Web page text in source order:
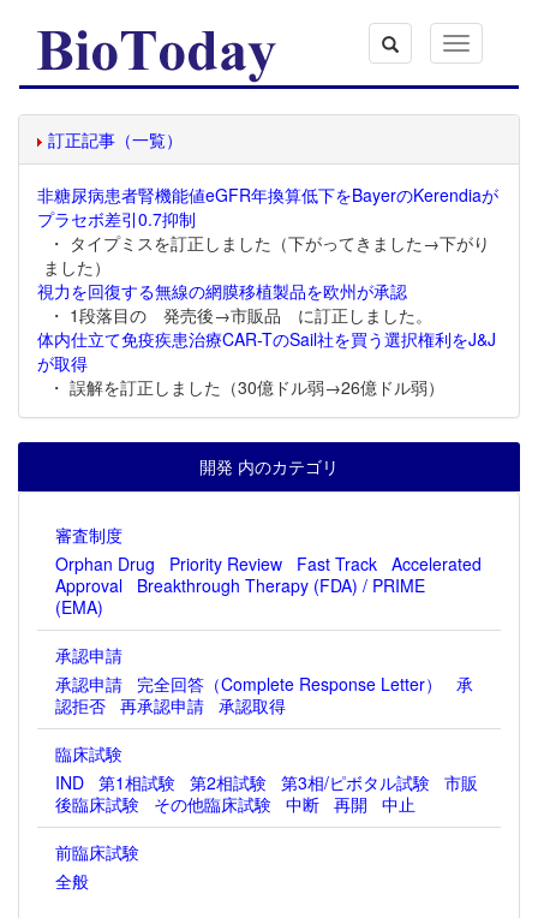
Toggle
navigation
訂正記事（一覧）
非糖尿病患者腎機能値eGFR年換算低下をBayerのKerendiaが
プラセボ差引0.7抑制
・ タイプミスを訂正しました（下がってきました→下がり
ました）
視力を回復する無線の網膜移植製品を欧州が承認
・ 1段落目の 発売後→市販品 に訂正しました。
体内仕立て免疫疾患治療CAR-TのSail社を買う選択権利をJ&J
が取得
・ 誤解を訂正しました（30億ドル弱→26億ドル弱）
開発 内のカテゴリ
審査制度
Orphan Drug
Priority Review Fast Track Accelerated
Approval
Breakthrough Therapy (FDA) / PRIME
(EMA)
承認申請
承認申請
完全回答（Complete Response Letter）
承
認拒否 再承認申請 承認取得
臨床試験
IND 第1相試験 第2相試験 第3相/ピボタル試験 市販
後臨床試験
その他臨床試験 中断 再開
中止
前臨床試験
全般